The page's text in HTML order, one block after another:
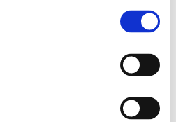
þína
þitt í samhengi
taktu skref í átt að betri